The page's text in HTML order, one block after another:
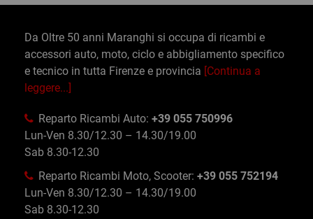
Da Oltre 50 anni Maranghi si occupa di ricambi e
accessori auto, moto, ciclo e abbigliamento specifico
e tecnico in tutta Firenze e provincia [Continua a
leggere...]
Reparto Ricambi Auto: +39 055 750996
Lun-Ven 8.30/12.30 – 14.30/19.00
Sab 8.30-12.30
Reparto Ricambi Moto, Scooter: +39 055 752194
Lun-Ven 8.30/12.30 – 14.30/19.00
Sab 8.30-12.30